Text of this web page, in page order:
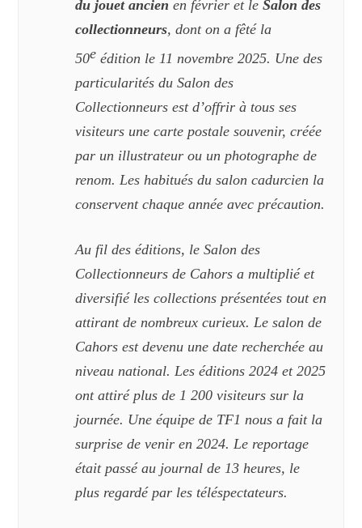
du jouet ancienen février et le Salon des
collectionneurs, dont on a fêté la
50e édition le 11 novembre 2025. Une des
particularités du Salon des
Collectionneurs est d’offrir à tous ses
visiteurs unecarte postale souvenir, créée
par un illustrateur ou un photographe de
renom. Les habitués du salon cadurcien la
conservent chaque année avec précaution.
Au fil des éditions, le Salon des
Collectionneurs de Cahors a multiplié et
diversifié les collections présentées tout en
attirant de nombreux curieux. Le salon de
Cahors est devenu une date recherchée au
niveau national. Les éditions 2024 et 2025
ont attiré plus de 1 200 visiteurs sur la
journée. Uneéquipe de TF1 nous a fait la
surprise de venir en 2024. Le reportage
était passé au journal de 13 heures, le
plus regardé par les téléspectateurs.